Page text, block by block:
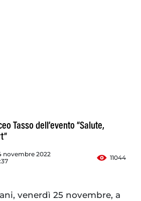
Tasso dell’evento “Salute,
novembre 2022
11044
venerdì 25 novembre, a